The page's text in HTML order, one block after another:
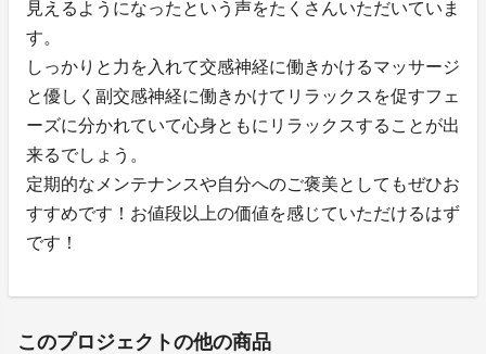
見えるようになったという声をたくさんいただいていま
す。
しっかりと力を入れて交感神経に働きかけるマッサージ
と優しく副交感神経に働きかけてリラックスを促すフェ
ーズに分かれていて心身ともにリラックスすることが出
来るでしょう。
定期的なメンテナンスや自分へのご褒美としてもぜひお
すすめです！お値段以上の価値を感じていただけるはず
です！
このプロジェクトの他の商品